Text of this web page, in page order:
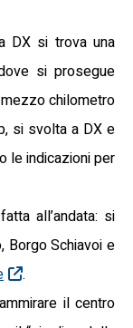
DX si trova una
si prosegue
chilometro
si svolta a DX e
le indicazioni per
all’andata: si
Borgo Schiavoi e
.
il centro